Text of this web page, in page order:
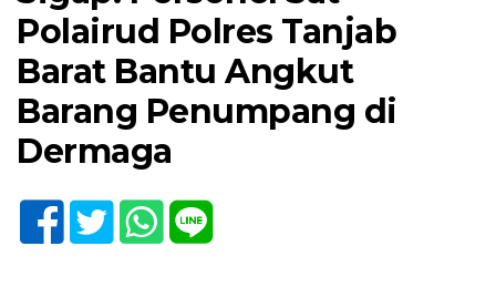
Polairud Polres Tanjab
Barat Bantu Angkut
Barang Penumpang di
Dermaga